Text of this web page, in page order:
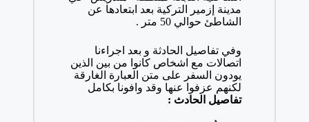
مدينة إزمير التركية بعد ابتعادها عن
الشاطئ حوالي 50 متر .
وفي تفاصيل الحادثة و بعد اجراءنا
اتصالات مع اشخاص كانوا من بين الذين
يودون السفر على متن العبارة الغارقة
لكنهم عزفوا عنها وقد وافونا بكامل
تفاصيل الحادث :